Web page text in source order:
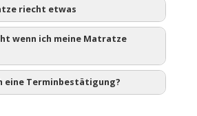
riecht etwas
wenn ich meine Matratze
eine Terminbestätigung?